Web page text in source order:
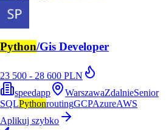
Python/Gis Developer
23 500 - 28 600 PLN
speedapp
WarszawaZdalnieSenior
SQLPythonroutingGCPAzureAWS
Aplikuj szybko